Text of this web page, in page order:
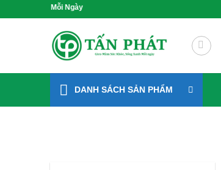
Xanh Mỗi Ngày
DANH SÁCH SẢN PHẨM